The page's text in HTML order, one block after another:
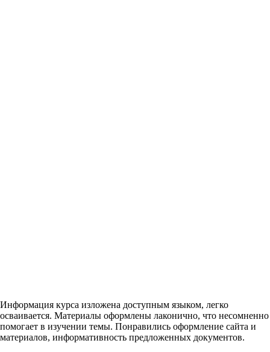
Информация курса изложена доступным языком, легко
осваивается. Материалы оформлены лаконично, что несомненно
помогает в изучении темы. Понравились оформление сайта и
материалов, информативность предложенных документов.